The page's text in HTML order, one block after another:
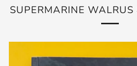
SUPERMARINE